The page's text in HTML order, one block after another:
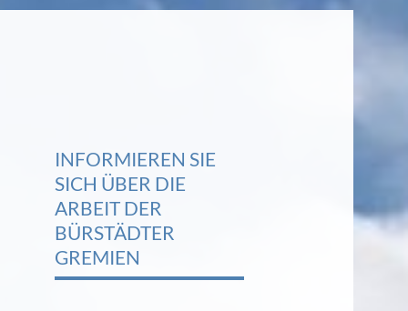
INFORMIEREN SIE
SICH ÜBER DIE
ARBEIT DER
BÜRSTÄDTER
GREMIEN